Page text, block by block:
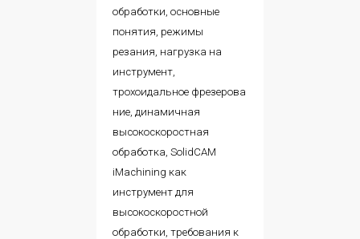
обработки, основные
понятия, режимы
резания, нагрузка на
инструмент,
трохоидальное фрезерова
ние, динамичная
высокоскоростная
обработка, SolidCAM
iMachining как
инструмент для
высокоскоростной
обработки, требования к